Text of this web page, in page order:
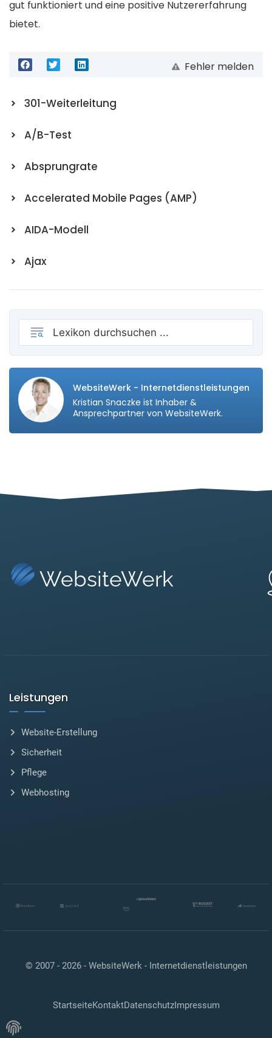
gut funktioniert und eine positive Nutzererfahrung
bietet.
Fehler melden
301-Weiterleitung
A/B-Test
Absprungrate
Accelerated Mobile Pages (AMP)
AIDA-Modell
Ajax
WebsiteWerk - Internetdienstleistungen
Kristian Snaczke ist Inhaber &
Ansprechpartner von WebsiteWerk.
WebsiteWerk
Leistungen
Website-Erstellung
Sicherheit
Pflege
Webhosting
© 2007 - 2026 - WebsiteWerk - Internetdienstleistungen
StartseiteKontaktDatenschutzImpressum